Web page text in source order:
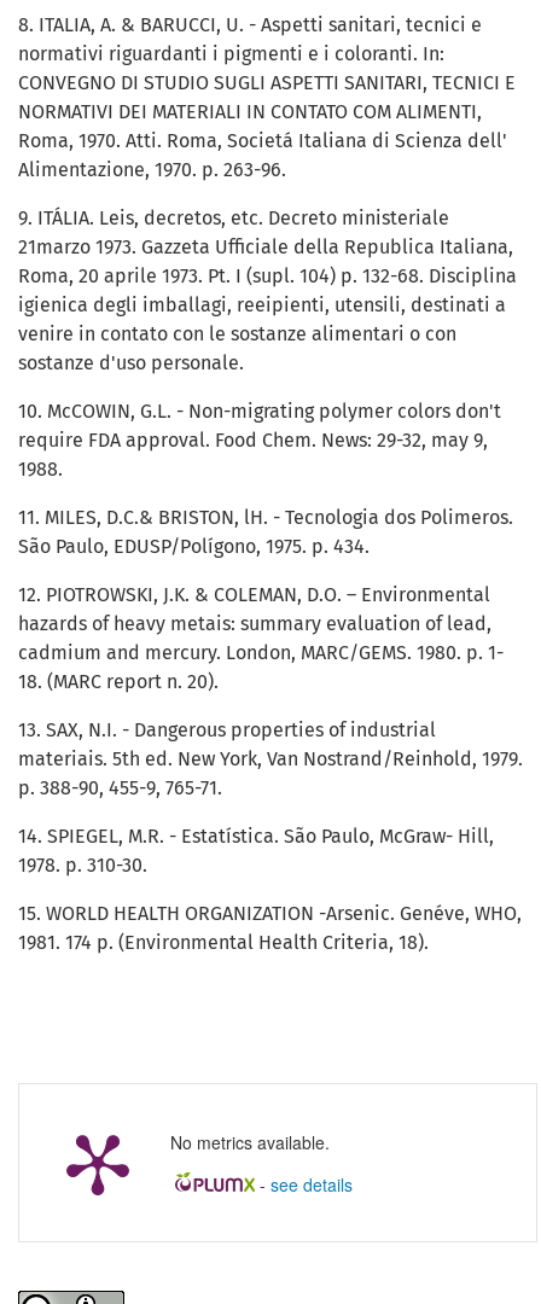
No metrics available.
- see details
8. ITALIA, A. & BARUCCI, U. - Aspetti sanitari, tecnici e
normativi riguardanti i pigmenti e i coloranti. In:
CONVEGNO DI STUDIO SUGLI ASPETTI SANITARI, TECNICI E
NORMATIVI DEI MATERIALI IN CONTATO COM ALIMENTI,
Roma, 1970. Atti. Roma, Societá Italiana di Scienza dell'
Alimentazione, 1970. p. 263-96.
9. ITÁLIA. Leis, decretos, etc. Decreto ministeriale
21marzo 1973. Gazzeta Ufficiale della Republica Italiana,
Roma, 20 aprile 1973. Pt. I (supl. 104) p. 132-68. Disciplina
igienica degli imballagi, reeipienti, utensili, destinati a
venire in contato con le sostanze alimentari o con
sostanze d'uso personale.
10. McCOWIN, G.L. - Non-migrating polymer colors don't
require FDA approval. Food Chem. News: 29-32, may 9,
1988.
11. MILES, D.C.& BRISTON, lH. - Tecnologia dos Polimeros.
São Paulo, EDUSP/Polígono, 1975. p. 434.
12. PIOTROWSKI, J.K. & COLEMAN, D.O. – Environmental
hazards of heavy metais: summary evaluation of lead,
cadmium and mercury. London, MARC/GEMS. 1980. p. 1-
18. (MARC report n. 20).
13. SAX, N.I. - Dangerous properties of industrial
materiais. 5th ed. New York, Van Nostrand/Reinhold, 1979.
p. 388-90, 455-9, 765-71.
14. SPIEGEL, M.R. - Estatística. São Paulo, McGraw- Hill,
1978. p. 310-30.
15. WORLD HEALTH ORGANIZATION -Arsenic. Genéve, WHO,
1981. 174 p. (Environmental Health Criteria, 18).